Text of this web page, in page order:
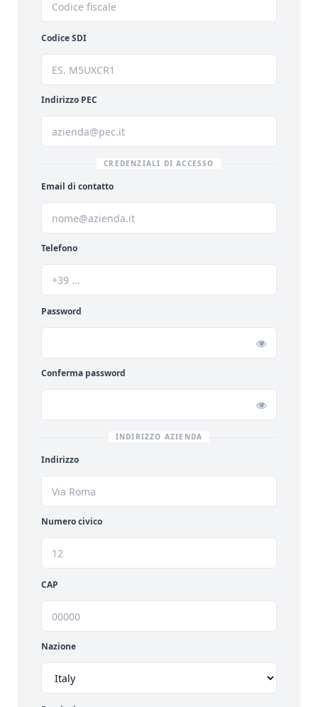
Codice SDI
Indirizzo PEC
CREDENZIALI DI ACCESSO
Email di contatto
Telefono
Password
Conferma password
INDIRIZZO AZIENDA
Indirizzo
Numero civico
CAP
Nazione